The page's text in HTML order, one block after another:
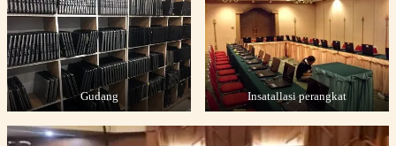
Gudang Insatallasi perangkat